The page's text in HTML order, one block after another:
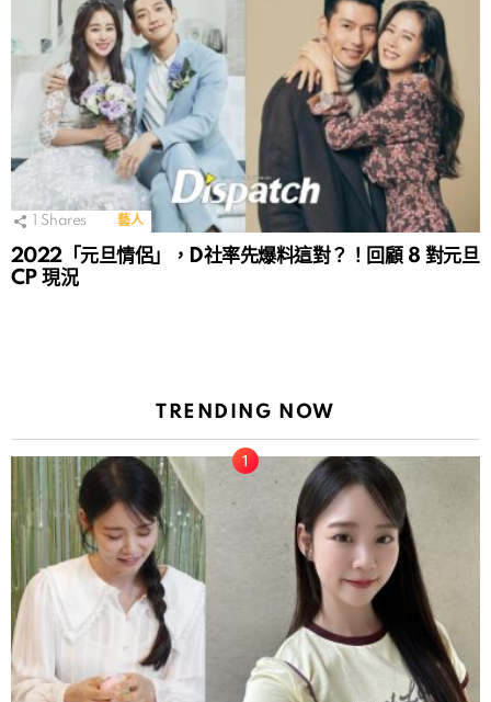
Shares 藝人
2022「元旦情侶」，D社率先爆料這對？！回顧 8 對元旦
CP 現況
TRENDING NOW